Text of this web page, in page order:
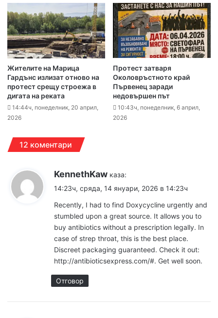
Жителите на Марица
Гардънс излизат отново на
протест срещу строежа в
дигата на реката
14:44ч, понеделник, 20 април,
2026
Протест затваря
Околовръстното край
Първенец заради
недовършен път
10:43ч, понеделник, 6 април,
2026
12 коментари
KennethKaw каза:
14:23ч, сряда, 14 януари, 2026 в 14:23ч
Recently, I had to find Doxycycline urgently and
stumbled upon a great source. It allows you to
buy antibiotics without a prescription legally. In
case of strep throat, this is the best place.
Discreet packaging guaranteed. Check it out:
http://antibioticsexpress.com/#. Get well soon.
Отговор